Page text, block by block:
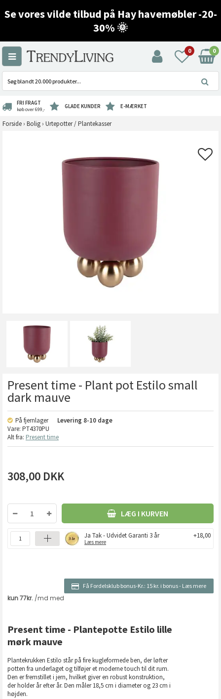
Se vores vilde tilbud på Hay havemøbler -20-
30% 🌞
0 0
FRI FRAGT
køb over 699,- GLADE KUNDER E-MÆRKET
Forside › Bolig › Urtepotter / Plantekasser
Present time - Plant pot Estilo small
dark mauve
På fjernlager Levering 8-10 dage
Vare: PT4370PU
Alt fra: Present time
308,00 DKK
LÆG I KURVEN
Ja Tak - Udvidet Garanti 3 år
Læs mere
+18,00
Få Fordelsklub bonus-Kr.: 15 kr. i bonus- Læs mere
Present time - Plantepotte Estilo lille
mørk mauve
Plantekrukken Estilo står på fire kugleformede ben, der løfter
potten fra underlaget og tilføjer et moderne touch til dit rum.
Den er fremstillet i jern, hvilket giver en robust konstruktion,
der holder år efter år. Den måler 18,5 cm i diameter og 23 cm i
højden.